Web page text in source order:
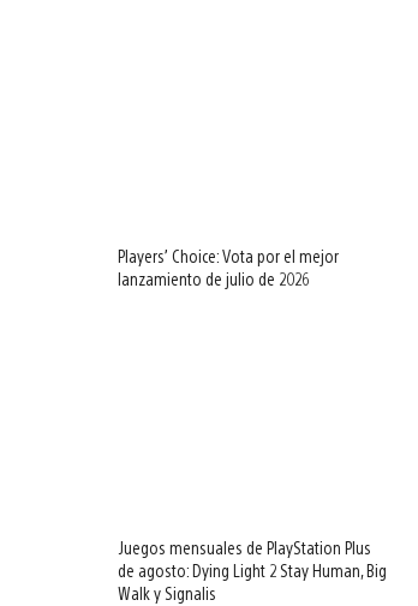
Players’ Choice: Vota por el mejor
lanzamiento de julio de 2026
Juegos mensuales de PlayStation Plus
de agosto: Dying Light 2 Stay Human, Big
Walk y Signalis